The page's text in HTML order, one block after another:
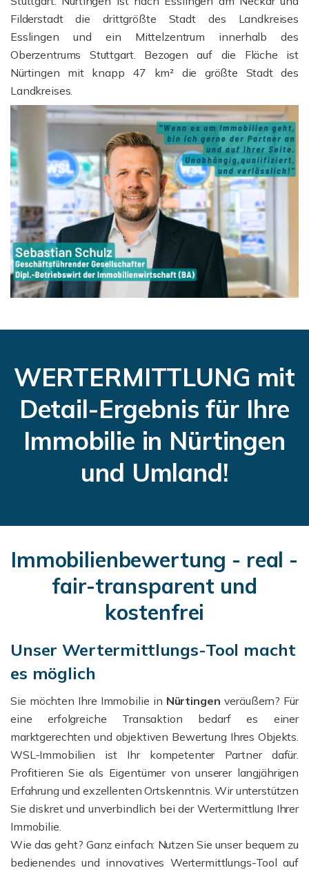
Filderstadt die drittgrößte Stadt des Landkreises
Esslingen und ein Mittelzentrum innerhalb des
Oberzentrums Stuttgart. Bezogen auf die Fläche ist
Nürtingen mit knapp 47 km² die größte Stadt des
Landkreises.
WERTERMITTLUNG mit
Detail-Ergebnis für Ihre
Immobilie in Nürtingen
und Umland!
Immobilienbewertung - real -
fair-transparent und
kostenfrei
Unser Wertermittlungs-Tool macht
es möglich
Sie möchten Ihre Immobilie in Nürtingen veräußern? Für
eine erfolgreiche Transaktion bedarf es einer
marktgerechten und objektiven Bewertung Ihres Objekts.
WSL-Immobilien ist Ihr kompetenter Partner dafür.
Profitieren Sie als Eigentümer von unserer langjährigen
Erfahrung und exzellenten Ortskenntnis. Wir unterstützen
Sie diskret und unverbindlich bei der Wertermittlung Ihrer
Immobilie.
Wie das geht? Ganz einfach: Nutzen Sie unser bequem zu
bedienendes und innovatives Wertermittlungs-Tool auf